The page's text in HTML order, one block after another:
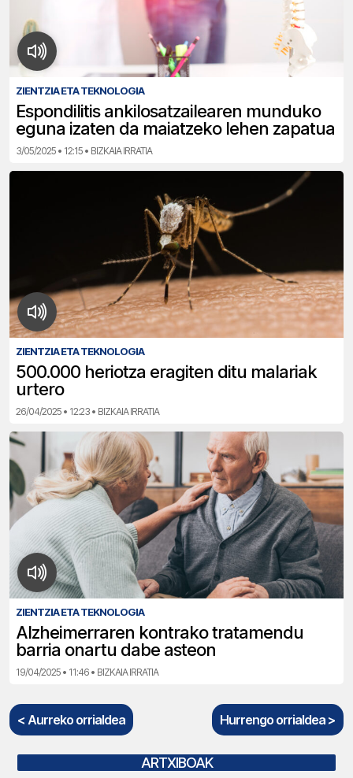
ZIENTZIA ETA TEKNOLOGIA
Espondilitis ankilosatzailearen munduko
eguna izaten da maiatzeko lehen zapatua
3/05/2025 • 12:15 • BIZKAIA IRRATIA
ZIENTZIA ETA TEKNOLOGIA
500.000 heriotza eragiten ditu malariak
urtero
26/04/2025 • 12:23 • BIZKAIA IRRATIA
ZIENTZIA ETA TEKNOLOGIA
Alzheimerraren kontrako tratamendu
barria onartu dabe asteon
19/04/2025 • 11:46 • BIZKAIA IRRATIA
< Aurreko orrialdea Hurrengo orrialdea >
ARTXIBOAK